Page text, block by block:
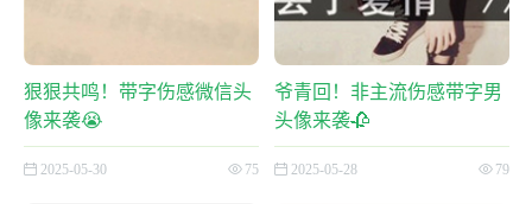
狠狠共鸣！带字伤感微信头
像来袭😭
2025-05-30 75
爷青回！非主流伤感带字男
头像来袭🥀
2025-05-28 79